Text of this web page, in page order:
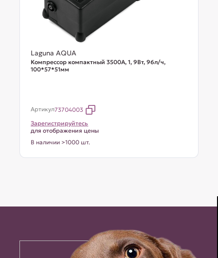
Laguna AQUA
Компрессор компактный 3500A, 1, 9Вт, 96л/ч,
100*57*51мм
Артикул73704003
Зарегистрируйтесь
для отображения цены
В наличии >1000 шт.